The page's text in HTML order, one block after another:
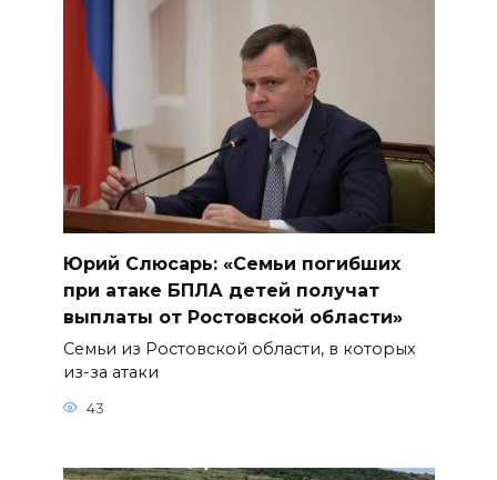
Юрий Слюсарь: «Семьи погибших
при атаке БПЛА детей получат
выплаты от Ростовской области»
Семьи из Ростовской области, в которых
из-за атаки
43